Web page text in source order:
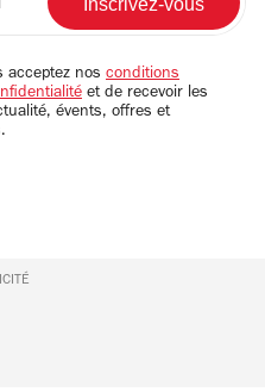
acceptez nos conditions
et de recevoir les
évents, offres et